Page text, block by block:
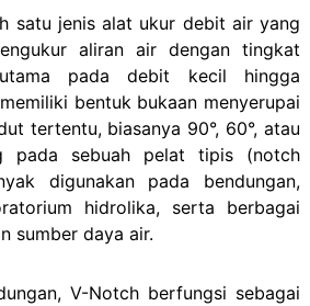
satu jenis alat ukur debit air yang
aliran air dengan tingkat
pada debit kecil hingga
bentuk bukaan menyerupai
tertentu, biasanya 90°, 60°, atau
pada sebuah pelat tipis (notch
digunakan pada bendungan,
hidrolika, serta berbagai
sumber daya air.
V-Notch berfungsi sebagai